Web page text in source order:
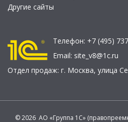
Другие сайты
Телефон: +7 (495)
Email: site_v8@1c.ru
Отдел продаж: г. Москва, улица
© 2026 АО «Группа 1С»